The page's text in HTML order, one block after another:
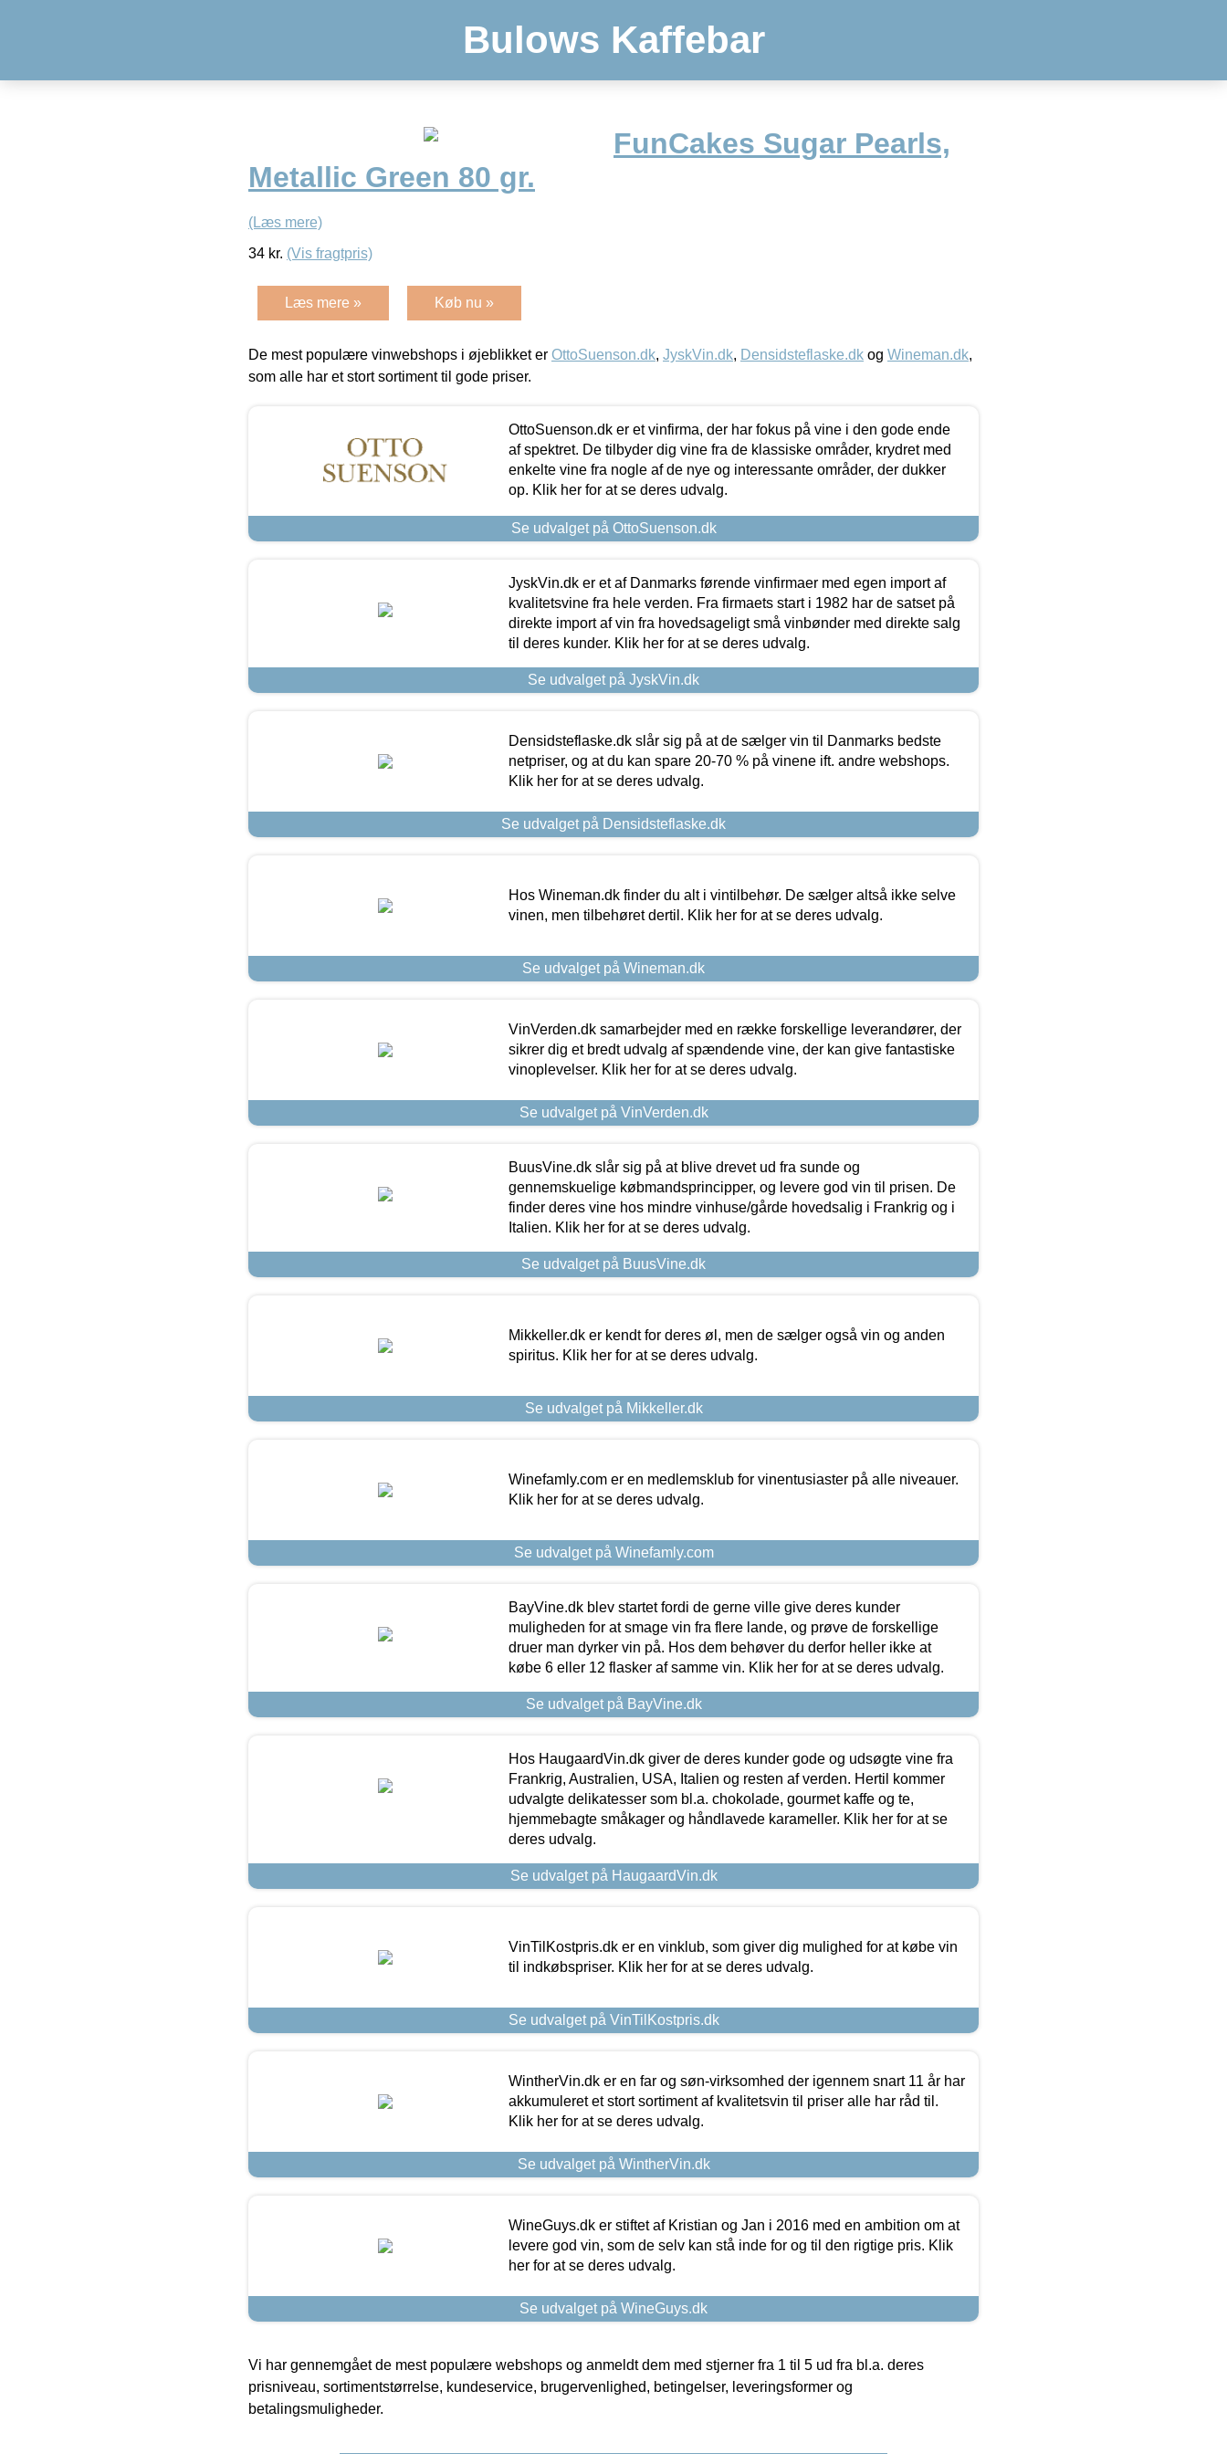
Bulows Kaffebar
FunCakes Sugar Pearls,
Metallic Green 80 gr.
(Læs mere)
34 kr. (Vis fragtpris)
Læs mere » Køb nu »
De mest populære vinwebshops i øjeblikket er OttoSuenson.dk, JyskVin.dk, Densidsteflaske.dk og Wineman.dk,
som alle har et stort sortiment til gode priser.
OttoSuenson.dk er et vinfirma, der har fokus på vine i den gode ende
af spektret. De tilbyder dig vine fra de klassiske områder, krydret med
enkelte vine fra nogle af de nye og interessante områder, der dukker
op. Klik her for at se deres udvalg.
Se udvalget på OttoSuenson.dk
JyskVin.dk er et af Danmarks førende vinfirmaer med egen import af
kvalitetsvine fra hele verden. Fra firmaets start i 1982 har de satset på
direkte import af vin fra hovedsageligt små vinbønder med direkte salg
til deres kunder. Klik her for at se deres udvalg.
Se udvalget på JyskVin.dk
Densidsteflaske.dk slår sig på at de sælger vin til Danmarks bedste
netpriser, og at du kan spare 20-70 % på vinene ift. andre webshops.
Klik her for at se deres udvalg.
Se udvalget på Densidsteflaske.dk
Hos Wineman.dk finder du alt i vintilbehør. De sælger altså ikke selve
vinen, men tilbehøret dertil. Klik her for at se deres udvalg.
Se udvalget på Wineman.dk
VinVerden.dk samarbejder med en række forskellige leverandører, der
sikrer dig et bredt udvalg af spændende vine, der kan give fantastiske
vinoplevelser. Klik her for at se deres udvalg.
Se udvalget på VinVerden.dk
BuusVine.dk slår sig på at blive drevet ud fra sunde og
gennemskuelige købmandsprincipper, og levere god vin til prisen. De
finder deres vine hos mindre vinhuse/gårde hovedsalig i Frankrig og i
Italien. Klik her for at se deres udvalg.
Se udvalget på BuusVine.dk
Mikkeller.dk er kendt for deres øl, men de sælger også vin og anden
spiritus. Klik her for at se deres udvalg.
Se udvalget på Mikkeller.dk
Winefamly.com er en medlemsklub for vinentusiaster på alle niveauer.
Klik her for at se deres udvalg.
Se udvalget på Winefamly.com
BayVine.dk blev startet fordi de gerne ville give deres kunder
muligheden for at smage vin fra flere lande, og prøve de forskellige
druer man dyrker vin på. Hos dem behøver du derfor heller ikke at
købe 6 eller 12 flasker af samme vin. Klik her for at se deres udvalg.
Se udvalget på BayVine.dk
Hos HaugaardVin.dk giver de deres kunder gode og udsøgte vine fra
Frankrig, Australien, USA, Italien og resten af verden. Hertil kommer
udvalgte delikatesser som bl.a. chokolade, gourmet kaffe og te,
hjemmebagte småkager og håndlavede karameller. Klik her for at se
deres udvalg.
Se udvalget på HaugaardVin.dk
VinTilKostpris.dk er en vinklub, som giver dig mulighed for at købe vin
til indkøbspriser. Klik her for at se deres udvalg.
Se udvalget på VinTilKostpris.dk
WintherVin.dk er en far og søn-virksomhed der igennem snart 11 år har
akkumuleret et stort sortiment af kvalitetsvin til priser alle har råd til.
Klik her for at se deres udvalg.
Se udvalget på WintherVin.dk
WineGuys.dk er stiftet af Kristian og Jan i 2016 med en ambition om at
levere god vin, som de selv kan stå inde for og til den rigtige pris. Klik
her for at se deres udvalg.
Se udvalget på WineGuys.dk
Vi har gennemgået de mest populære webshops og anmeldt dem med stjerner fra 1 til 5 ud fra bl.a. deres
prisniveau, sortimentstørrelse, kundeservice, brugervenlighed, betingelser, leveringsformer og
betalingsmuligheder.